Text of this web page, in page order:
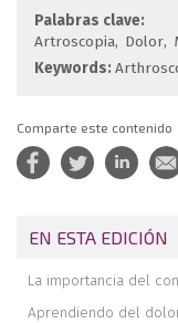
Palabras clave:
Artroscopia Dolor
Keywords:
Comparte este contenido
EN ESTA EDICIÓN
La importancia del
Aprendiendo del